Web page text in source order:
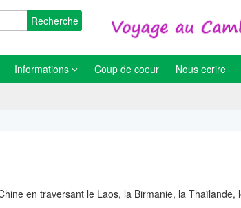
Recherche
Informations Coup de coeur Nous ecrire
en traversant le Laos, la Birmanie, la Thaïlande,